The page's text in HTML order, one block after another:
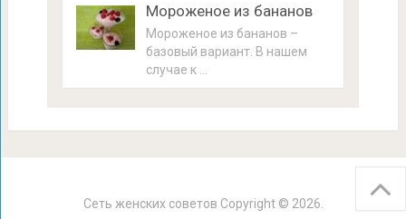
Мороженое из бананов
Мороженое из бананов –
базовый вариант. В нашем
случае к …
Сеть женских советов Copyright © 2026.